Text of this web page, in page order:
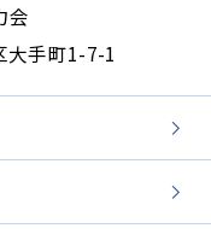
会
大手町1-7-1